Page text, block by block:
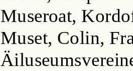
Museroat,
Muset, Colin,